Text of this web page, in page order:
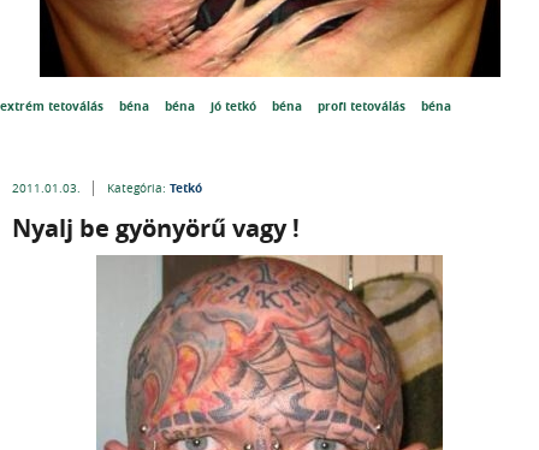
extrém tetoválás béna béna jó tetkó béna profi tetoválás béna
2011.01.03. Kategória: Tetkó
Nyalj be gyönyörű vagy !